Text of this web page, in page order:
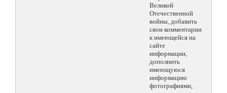
Великой
Отечественной
войны, добавить
свои комментарии
к имеющейся на
сайте
информации,
дополнить
имеющуюся
информацию
фотографиями,